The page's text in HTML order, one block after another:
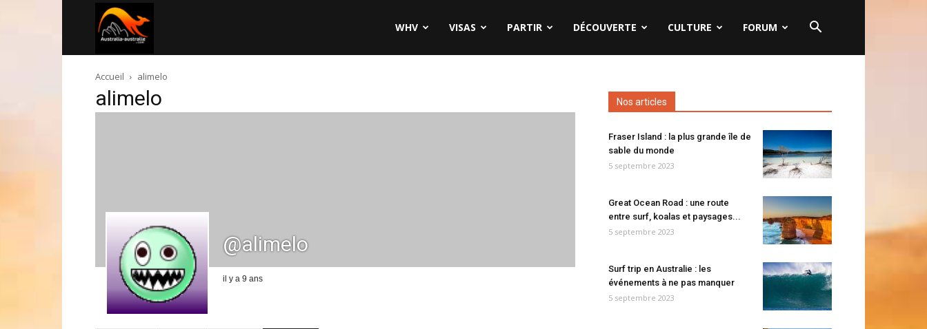
australie.com
WHV VISAS PARTIR DÉCOUVERTE CULTURE FORUM
Accueil alimelo
alimelo
@alimelo
il y a 9 ans
Nos articles
Fraser Island : la plus grande île de
sable du monde
5 septembre 2023
Great Ocean Road : une route
entre surf, koalas et paysages...
5 septembre 2023
Surf trip en Australie : les
événements à ne pas manquer
5 septembre 2023